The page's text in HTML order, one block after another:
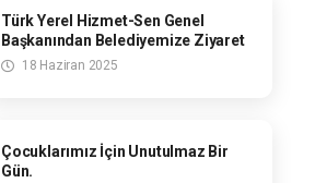
Türk Yerel Hizmet-Sen Genel
Başkanından Belediyemize Ziyaret
18 Haziran 2025
Çocuklarımız İçin Unutulmaz Bir
Gün.